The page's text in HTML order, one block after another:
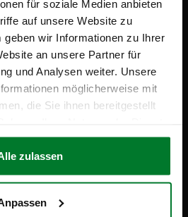
für soziale Medien anbieten
auf unsere Website zu
geben wir Informationen zu Ihrer
an unsere Partner für
und Analysen weiter. Unsere
möglicherweise mit
die Sie ihnen bereitgestellt
zulassen
«
28/01/2026